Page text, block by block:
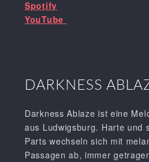
Spotify
YouTube
DARKNESS
Darkness Ablaze ist eine
aus Ludwigsburg. Harte und
Parts wechseln sich mit
Passagen ab, immer